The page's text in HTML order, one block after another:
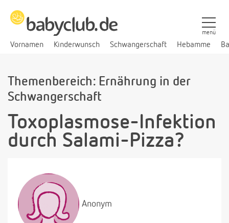
Vornamen Kinderwunsch Schwangerschaft Hebamme
menü
Themenbereich: Ernährung in der
Schwangerschaft
Toxoplasmose-Infektion
durch Salami-Pizza?
Anonym